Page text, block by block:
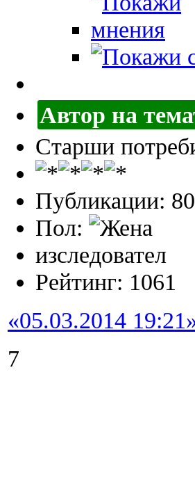
Автор на
Старши
Публикации:
Пол:
изследовател
Рейтинг: 1061
«05.03.2014
7